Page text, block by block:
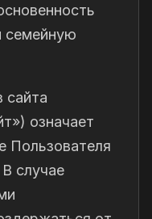
семейную
сайта
означает
Пользователя
случае